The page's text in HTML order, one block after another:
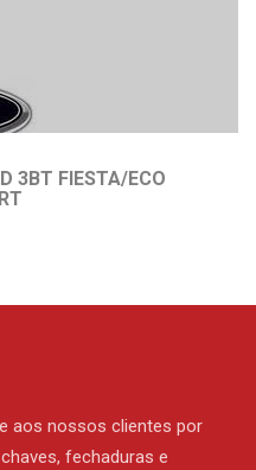
3BT FIESTA/ECO
aos nossos clientes por
fechaduras e